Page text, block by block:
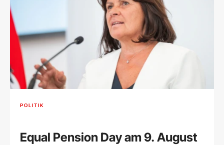
POLITIK
Equal Pension Day am 9. August